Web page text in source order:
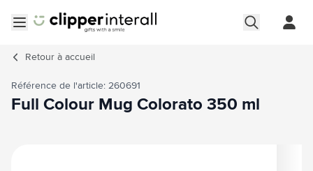
Retour à accueil
Référence de l'article: 260691
Full Colour Mug Colorato 350 ml